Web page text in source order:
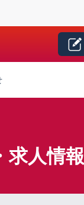
求人情報